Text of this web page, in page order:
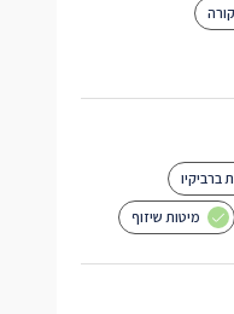
ברביקיו
מיטות שיזוף